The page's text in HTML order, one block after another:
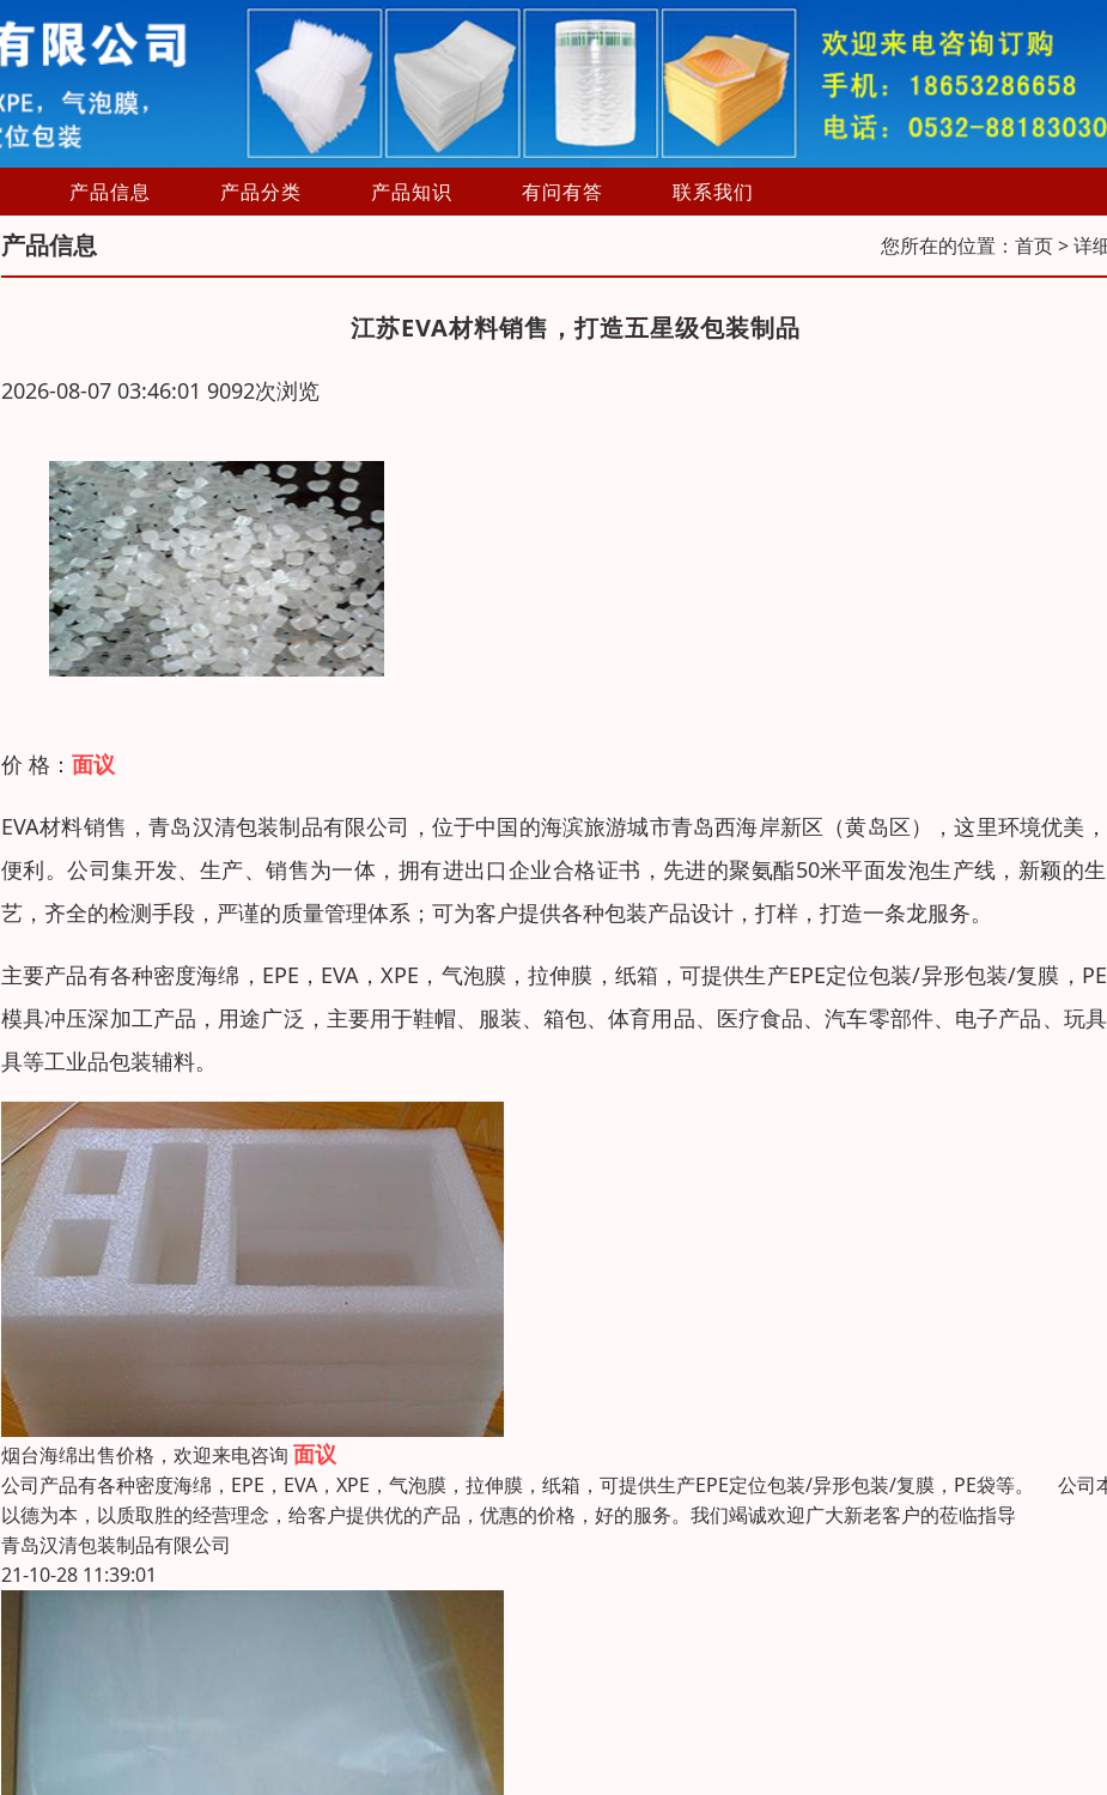
产品信息 产品分类 产品知识 有问有答 联系我们
产品信息 您所在的位置： 首页> 详
江苏EVA材料销售，打造五星级包装制品
2026-08-07 03:46:01 9092次浏览
价 格： 面议
EVA材料销售，青岛汉清包装制品有限公司，位于中国的海滨旅游城市青岛西海岸新区（黄岛区），这里环境优美
便利。公司集开发、生产、销售为一体，拥有进出口企业合格证书，先进的聚氨酯50米平面发泡生产线，新颖的
艺，齐全的检测手段，严谨的质量管理体系；可为客户提供各种包装产品设计，打样，打造一条龙服务。
主要产品有各种密度海绵，EPE，EVA，XPE，气泡膜，拉伸膜，纸箱，可提供生产EPE定位包装/异形包装/复膜，
模具冲压深加工产品，用途广泛，主要用于鞋帽、服装、箱包、体育用品、医疗食品、汽车零部件、电子产品、玩
具等工业品包装辅料。
烟台海绵出售价格，欢迎来电咨询 面议
公司产品有各种密度海绵，EPE，EVA，XPE，气泡膜，拉伸膜，纸箱，可提供生产EPE定位包装/异形包装/复膜，PE袋等。 公司
以德为本，以质取胜的经营理念，给客户提供优的产品，优惠的价格，好的服务。我们竭诚欢迎广大新老客户的莅临指导
青岛汉清包装制品有限公司
21-10-28 11:39:01